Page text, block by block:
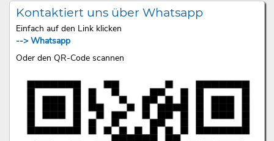
Kontaktiert uns über Whatsapp
Einfach auf den Link klicken
--> Whatsapp
Oder den QR-Code scannen